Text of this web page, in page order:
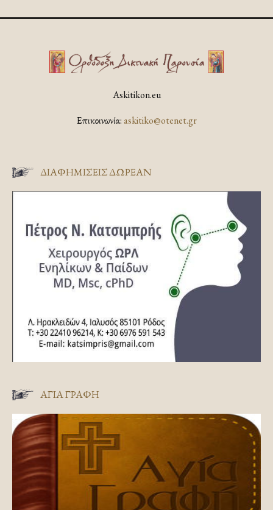
Askitikon.eu
Επικοινωνία:askitiko@otenet.gr
ΔΙΑΦΗΜΊΣΕΙΣ ΔΩΡΕΆΝ
ΑΓΊΑ ΓΡΑΦΉ